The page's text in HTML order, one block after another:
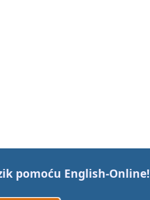
pomoću English-Online!